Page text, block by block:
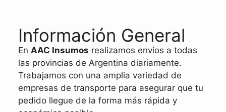
Información General
En AAC Insumos realizamos envíos a todas
las provincias de Argentina diariamente.
Trabajamos con una amplia variedad de
empresas de transporte para asegurar que tu
pedido llegue de la forma más rápida y